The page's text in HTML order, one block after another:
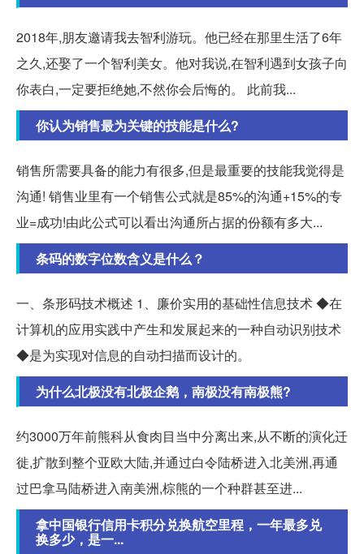
2018年,朋友邀请我去智利游玩。他已经在那里生活了6年
之久,还娶了一个智利美女。他对我说,在智利遇到女孩子向
你表白,一定要拒绝她,不然你会后悔的。 此前我...
你认为销售最为关键的技能是什么?
销售所需要具备的能力有很多,但是最重要的技能我觉得是
沟通! 销售业里有一个销售公式就是85%的沟通+15%的专
业=成功!由此公式可以看出沟通所占据的份额有多大...
条码的数字位数含义是什么？
一、条形码技术概述 1、廉价实用的基础性信息技术 ◆在
计算机的应用实践中产生和发展起来的一种自动识别技术
◆是为实现对信息的自动扫描而设计的。
为什么北极没有北极企鹅，南极没有南极熊?
约3000万年前熊科从食肉目当中分离出来,从不断的演化迁
徙,扩散到整个亚欧大陆,并通过白令陆桥进入北美洲,再通
过巴拿马陆桥进入南美洲,棕熊的一个种群甚至进...
拿中国银行信用卡积分兑换航空里程，一年最多兑
换多少，是一...